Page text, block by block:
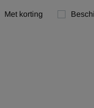
Met korting